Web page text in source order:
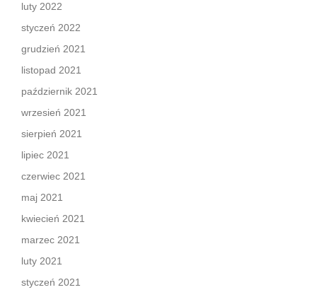
luty 2022
styczeń 2022
grudzień 2021
listopad 2021
październik 2021
wrzesień 2021
sierpień 2021
lipiec 2021
czerwiec 2021
maj 2021
kwiecień 2021
marzec 2021
luty 2021
styczeń 2021